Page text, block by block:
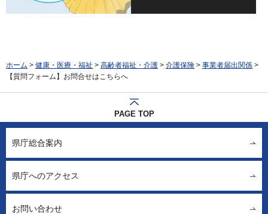
ホーム > 健康・医療・福祉 > 高齢者福祉・介護 > 介護保険 > 事業者届出関係 >
【質問フォーム】お問合せはこちらへ
PAGE TOP
県庁総合案内
県庁へのアクセス
お問い合わせ